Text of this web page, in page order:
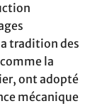
tradition des
la
ont adopté
mécanique